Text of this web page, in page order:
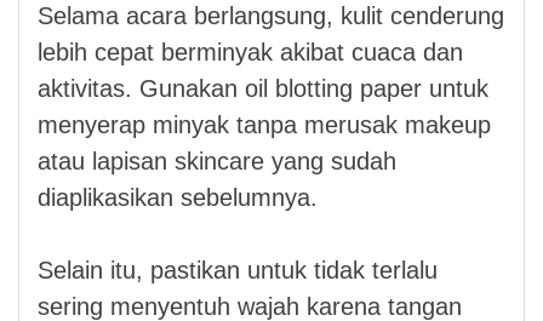
Selama acara berlangsung, kulit cenderung
lebih cepat berminyak akibat cuaca dan
aktivitas. Gunakan oil blotting paper untuk
menyerap minyak tanpa merusak makeup
atau lapisan skincare yang sudah
diaplikasikan sebelumnya.
Selain itu, pastikan untuk tidak terlalu
sering menyentuh wajah karena tangan